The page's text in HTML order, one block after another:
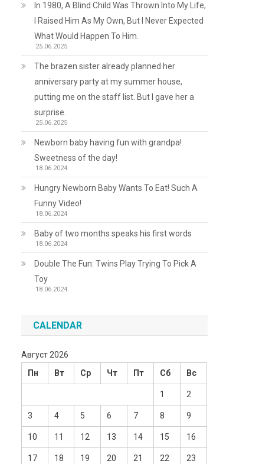
In 1980, A Blind Child Was Thrown Into My Life;
I Raised Him As My Own, But I Never Expected
What Would Happen To Him.
25.06.2025
The brazen sister already planned her
anniversary party at my summer house,
putting me on the staff list. But I gave her a
surprise.
25.06.2025
Newborn baby having fun with grandpa!
Sweetness of the day!
18.06.2024
Hungry Newborn Baby Wants To Eat! Such A
Funny Video!
18.06.2024
Baby of two months speaks his first words
18.06.2024
Double The Fun: Twins Play Trying To Pick A
Toy
18.06.2024
CALENDAR
Август 2026
Пн
Вт Ср Чт Пт Сб Вс
1 2
3 4 5 6 7 8 9
10 11 12 13 14 15 16
17 18 19 20 21 22 23